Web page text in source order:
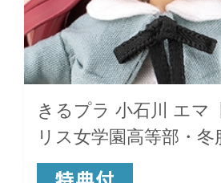
きるプラ 小石川 エマ
リス女学園高等部・冬